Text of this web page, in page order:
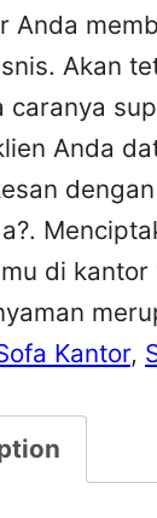
Anda
Akan
caranya
Anda
di kantor
Kantor,